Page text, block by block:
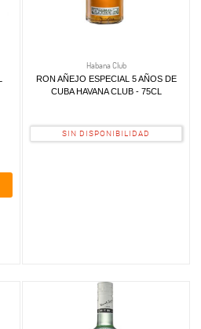
Habana Club
RON AÑEJO ESPECIAL 5 AÑOS DE
CUBA HAVANA CLUB - 75CL
SIN DISPONIBILIDAD